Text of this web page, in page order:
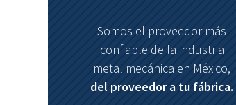
Somos el proveedor más
confiable de la industria
metal mecánica en México,
del proveedor a tu fábrica.